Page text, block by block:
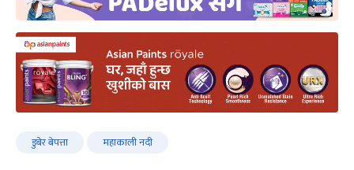
डुबेर बेपत्ता महाकाली नदी